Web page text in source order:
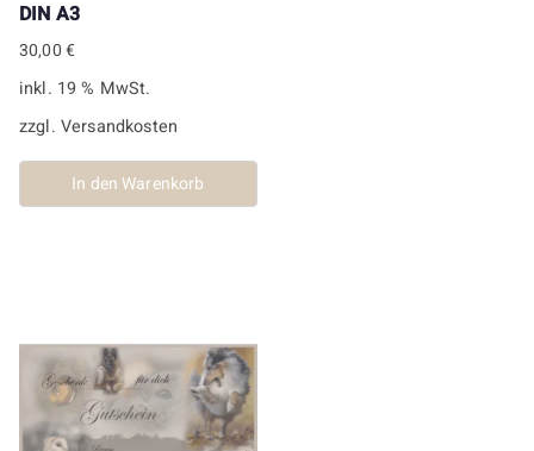
DIN A3
30,00€
inkl. 19 % MwSt.
zzgl. Versandkosten
In den Warenkorb